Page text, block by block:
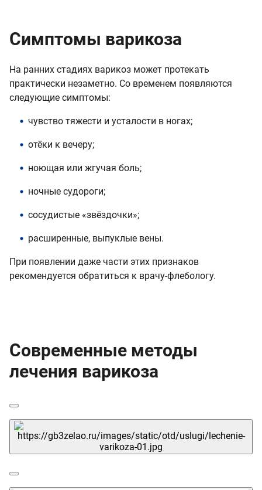
Симптомы варикоза
На ранних стадиях варикоз может протекать
практически незаметно. Со временем появляются
следующие симптомы:
чувство тяжести и усталости в ногах;
отёки к вечеру;
ноющая или жгучая боль;
ночные судороги;
сосудистые «звёздочки»;
расширенные, выпуклые вены.
При появлении даже части этих признаков
рекомендуется обратиться к врачу-флебологу.
Современные методы
лечения варикоза